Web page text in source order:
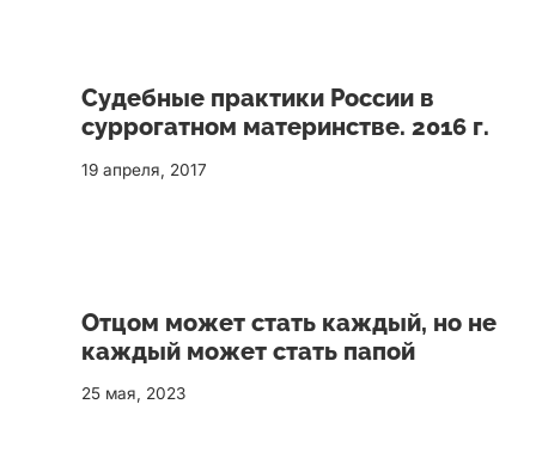
Судебные практики России в
суррогатном материнстве. 2016 г.
19 апреля, 2017
Отцом может стать каждый, но не
каждый может стать папой
25 мая, 2023